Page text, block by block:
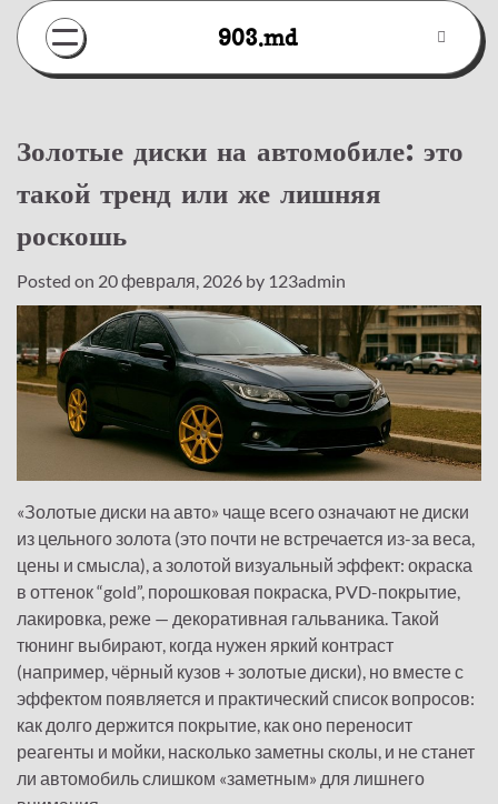
Skip
content
903.md
Золотые диски на автомобиле: это
такой тренд или же лишняя
роскошь
Posted on 20 февраля, 2026 by 123admin
«Золотые диски на авто» чаще всего означают не диски
из цельного золота (это почти не встречается из-за веса,
цены и смысла), а золотой визуальный эффект: окраска
в оттенок “gold”, порошковая покраска, PVD-покрытие,
лакировка, реже — декоративная гальваника. Такой
тюнинг выбирают, когда нужен яркий контраст
(например, чёрный кузов + золотые диски), но вместе с
эффектом появляется и практический список вопросов:
как долго держится покрытие, как оно переносит
реагенты и мойки, насколько заметны сколы, и не станет
ли автомобиль слишком «заметным» для лишнего